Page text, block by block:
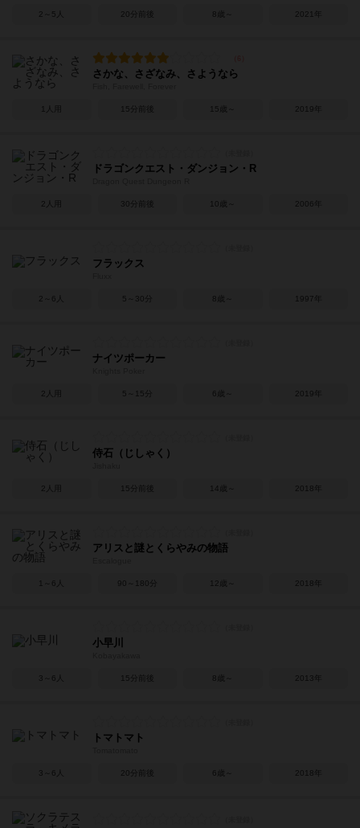
2～5人 20分前後 8歳～ 2021年
さかな、さざなみ、さようなら
1人用 15分前後 15歳～ 2019年
ドラゴンクエスト・ダンジョン・R
2人用 30分前後 10歳～ 2006年
フラックス
2～6人 5～30分 8歳～ 1997年
ナイツポーカー
2人用 5～15分 6歳～ 2019年
侍石（じしゃく）
2人用 15分前後 14歳～ 2018年
アリスと謎とくらやみの物語
1～6人 90～180分 12歳～ 2018年
小早川
3～6人 15分前後 8歳～ 2013年
トマトマト
3～6人 20分前後 6歳～ 2018年